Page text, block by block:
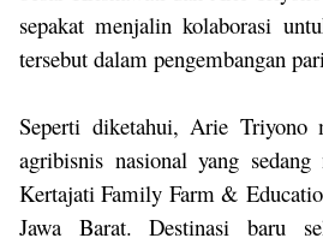
sepakat menjalin kolaborasi
tersebut dalam pengembangan
Seperti diketahui, Arie Triyono
agribisnis nasional yang sedang
Kertajati Family Farm &
Jawa Barat. Destinasi baru